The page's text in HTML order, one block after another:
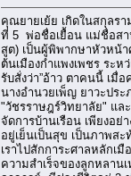
คุณยายเย้ย เกิดในสกุลร
ที่ 5 พ่อชื่อเยื้อน แม่ชื่อส
สูต) เป็นผู้พิพากษาหัวหน้
ต้นเมืองกำแพงเพชร ระ
รับสั่งว่า”อ้าว ตาคนนี้ เ
นางอำนวยเพ็ญ ยาวะปร
"วัชรราษฎร์วิทยาลัย" แล
จัดการบ้านเรือน เพียงอ
อยู่เย็นเป็นสุข เป็นภาพส
เราไปสักการะศาลหลักเ
ความสำเร็จของลูกหลาน